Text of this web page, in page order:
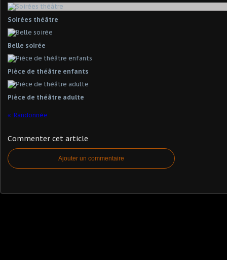
Soirées théâtre
Belle soirée
Pièce de théâtre enfants
Pièce de théâtre adulte
Randonnée
Commenter cet article
Ajouter un commentaire